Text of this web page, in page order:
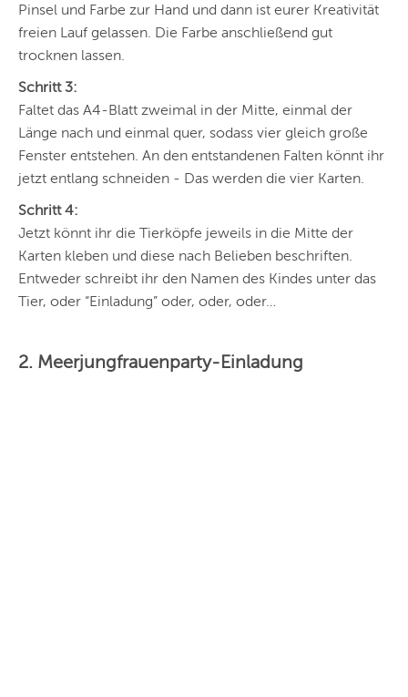
Pinsel und Farbe zur Hand und dann ist eurer Kreativität
freien Lauf gelassen. Die Farbe anschließend gut
trocknen lassen.
Schritt 3:
Faltet das A4-Blatt zweimal in der Mitte, einmal der
Länge nach und einmal quer, sodass vier gleich große
Fenster entstehen. An den entstandenen Falten könnt ihr
jetzt entlang schneiden - Das werden die vier Karten.
Schritt 4:
Jetzt könnt ihr die Tierköpfe jeweils in die Mitte der
Karten kleben und diese nach Belieben beschriften.
Entweder schreibt ihr den Namen des Kindes unter das
Tier, oder “Einladung” oder, oder, oder…
2. Meerjungfrauenparty-Einladung